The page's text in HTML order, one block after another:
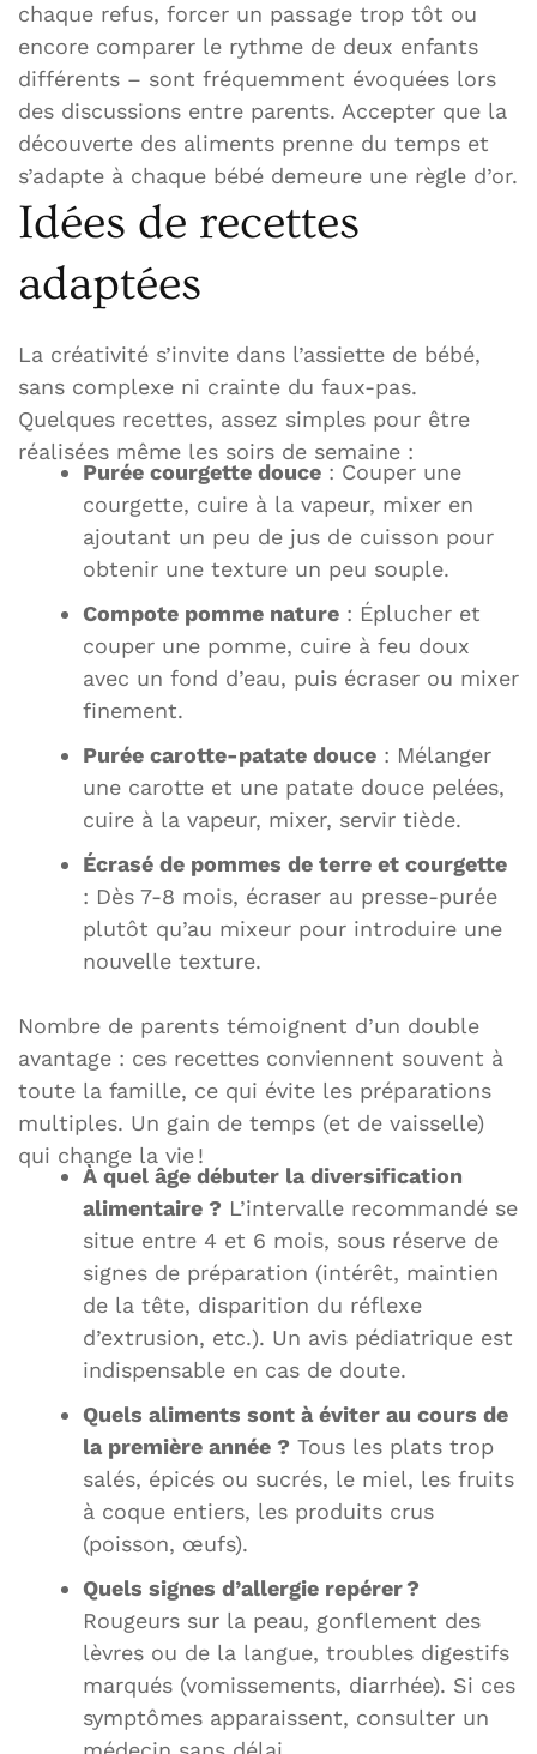
chaque refus, forcer un passage trop tôt ou
encore comparer le rythme de deux enfants
différents – sont fréquemment évoquées lors
des discussions entre parents. Accepter que la
découverte des aliments prenne du temps et
s’adapte à chaque bébé demeure une règle d’or.
Idées de recettes
adaptées
La créativité s’invite dans l’assiette de bébé,
sans complexe ni crainte du faux-pas.
Quelques recettes, assez simples pour être
réalisées même les soirs de semaine :
Purée courgette douce : Couper une
courgette, cuire à la vapeur, mixer en
ajoutant un peu de jus de cuisson pour
obtenir une texture un peu souple.
Compote pomme nature : Éplucher et
couper une pomme, cuire à feu doux
avec un fond d’eau, puis écraser ou mixer
finement.
Purée carotte-patate douce : Mélanger
une carotte et une patate douce pelées,
cuire à la vapeur, mixer, servir tiède.
Écrasé de pommes de terre et courgette
: Dès 7-8 mois, écraser au presse-purée
plutôt qu’au mixeur pour introduire une
nouvelle texture.
Nombre de parents témoignent d’un double
avantage : ces recettes conviennent souvent à
toute la famille, ce qui évite les préparations
multiples. Un gain de temps (et de vaisselle)
qui change la vie !
À quel âge débuter la diversification
alimentaire ? L’intervalle recommandé se
situe entre 4 et 6 mois, sous réserve de
signes de préparation (intérêt, maintien
de la tête, disparition du réflexe
d’extrusion, etc.). Un avis pédiatrique est
indispensable en cas de doute.
Quels aliments sont à éviter au cours de
la première année ? Tous les plats trop
salés, épicés ou sucrés, le miel, les fruits
à coque entiers, les produits crus
(poisson, œufs).
Quels signes d’allergie repérer ?
Rougeurs sur la peau, gonflement des
lèvres ou de la langue, troubles digestifs
marqués (vomissements, diarrhée). Si ces
symptômes apparaissent, consulter un